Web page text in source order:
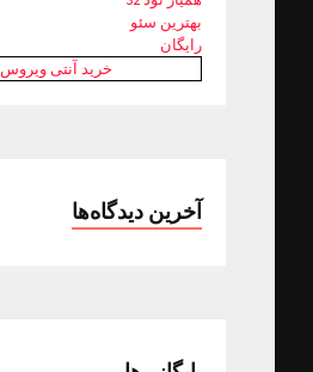
بهترین سئو
رایگان
خرید آنتی ویروس Kaspersky
آخرین دیدگاه‌ها